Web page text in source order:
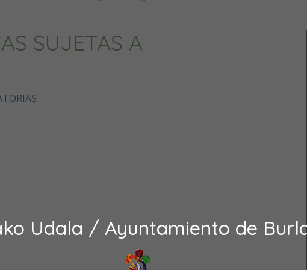
Udala / Ayuntamiento de
SUJETAS A